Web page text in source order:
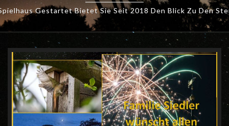
Gestartet Bietet Sie Seit 2018 Den Blick Zu Den